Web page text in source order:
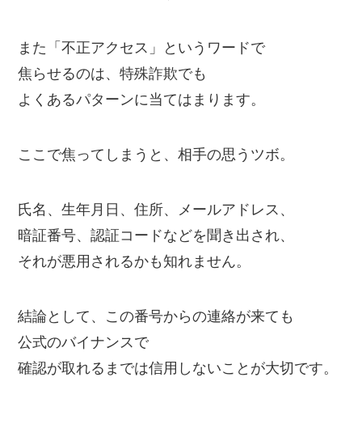
また「不正アクセス」というワードで
焦らせるのは、特殊詐欺でも
よくあるパターンに当てはまります。
ここで焦ってしまうと、相手の思うツボ。
氏名、生年月日、住所、メールアドレス、
暗証番号、認証コードなどを聞き出され、
それが悪用されるかも知れません。
結論として、この番号からの連絡が来ても
公式のバイナンスで
確認が取れるまでは信用しないことが大切です。